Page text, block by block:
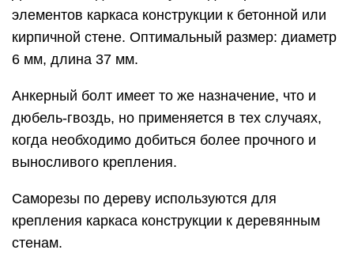
элементов каркаса конструкции к бетонной или
кирпичной стене. Оптимальный размер: диаметр
6 мм, длина 37 мм.
Анкерный болт имеет то же назначение, что и
дюбель-гвоздь, но применяется в тех случаях,
когда необходимо добиться более прочного и
выносливого крепления.
Саморезы по дереву используются для
крепления каркаса конструкции к деревянным
стенам.